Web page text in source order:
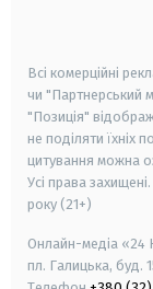
Всі комерційні
чи "Партнерський
"Позиція"
не поділяти їхніх
цитування можна
Усі права захищені.
року (21+)
Онлайн-медіа «24
пл. Галицька, буд.